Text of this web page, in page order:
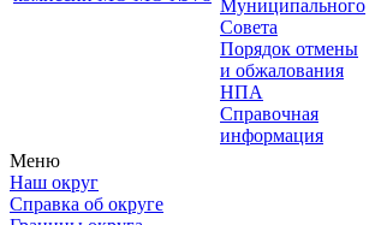
Муниципального
Совета
Порядок отмены
и обжалования
НПА
Справочная
информация
Меню
Наш округ
Справка об округе